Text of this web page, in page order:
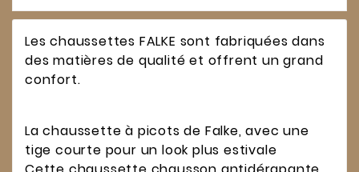
Les chaussettes FALKE sont fabriquées dans
des matières de qualité et offrent un grand
confort.
La chaussette à picots de Falke, avec une
tige courte pour un look plus estivale